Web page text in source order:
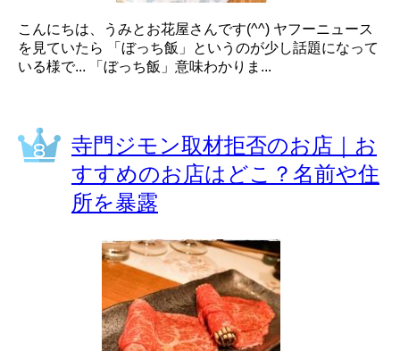
こんにちは、うみとお花屋さんです(^^) ヤフーニュース
を見ていたら 「ぼっち飯」というのが少し話題になって
いる様で... 「ぼっち飯」意味わかりま...
寺門ジモン取材拒否のお店｜お
すすめのお店はどこ？名前や住
所を暴露